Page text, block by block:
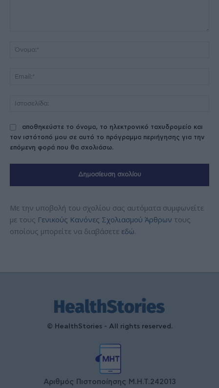
αποθηκεύστε το όνομα, το ηλεκτρονικό ταχυδρομείο και
τον ιστότοπό μου σε αυτό το πρόγραμμα περιήγησης για την
επόμενη φορά που θα σχολιάσω.
Με την υποβολή του σχολίου σας αυτόματα συμφωνείτε
με τους Γενικούς Κανόνες Σχολιασμού Άρθρων τους
οποίους μπορείτε να διαβάσετε εδώ.
© HealthStories - All rights reserved.
Αριθμός Πιστοποίησης Μ.Η.Τ.242013